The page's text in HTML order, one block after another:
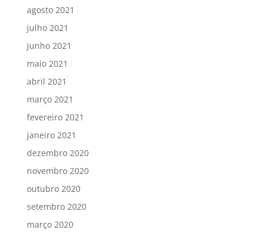
agosto 2021
julho 2021
junho 2021
maio 2021
abril 2021
março 2021
fevereiro 2021
janeiro 2021
dezembro 2020
novembro 2020
outubro 2020
setembro 2020
março 2020